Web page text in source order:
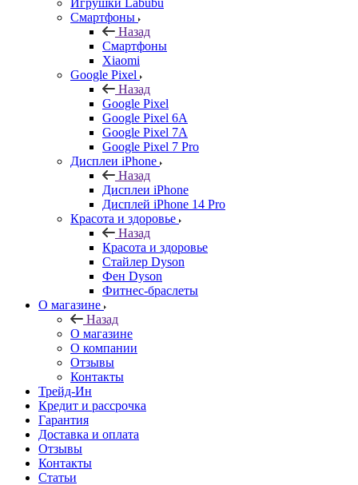
Игрушки Labubu
Смартфоны
Назад
Смартфоны
Xiaomi
Google Pixel
Назад
Google Pixel
Google Pixel 6A
Google Pixel 7А
Google Pixel 7 Pro
Дисплеи iPhone
Назад
Дисплеи iPhone
Дисплей iPhone 14 Pro
Красота и здоровье
Назад
Красота и здоровье
Стайлер Dyson
Фен Dyson
Фитнес-браслеты
О магазине
Назад
О магазине
О компании
Отзывы
Контакты
Трейд-Ин
Кредит и рассрочка
Гарантия
Доставка и оплата
Отзывы
Контакты
Статьи